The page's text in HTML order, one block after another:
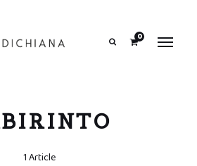
0
1 Article